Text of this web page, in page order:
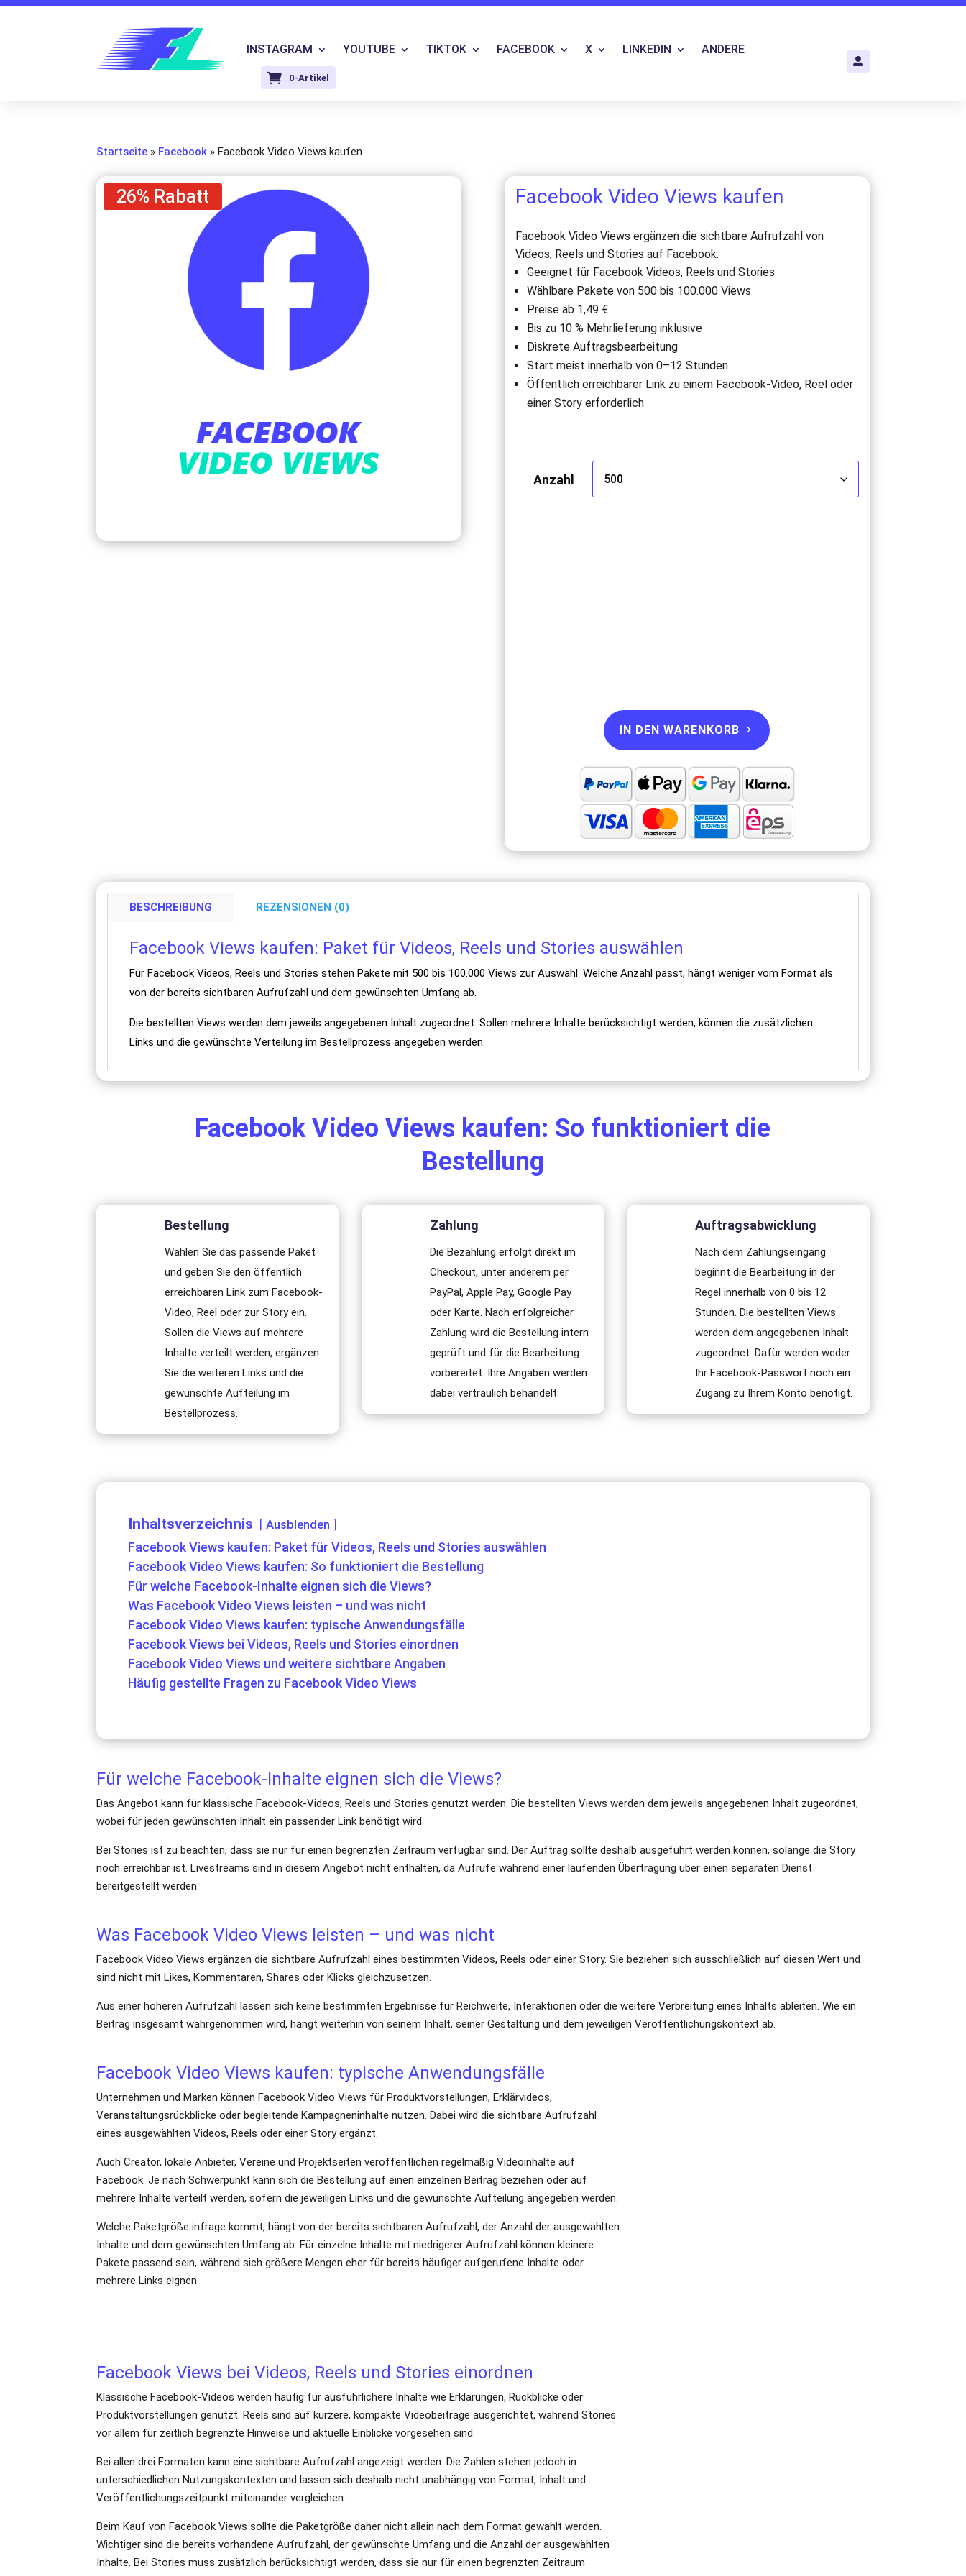
INSTAGRAM YOUTUBE TIKTOK FACEBOOK X LINKEDIN ANDERE
0-Artikel

Startseite » Facebook »Facebook Video Views kaufen
26% Rabatt Facebook Video Views kaufen
Facebook Video Views ergänzen die sichtbare Aufrufzahl von
Videos, Reels und Stories auf Facebook.
Geeignet für Facebook Videos, Reels und Stories
Wählbare Pakete von 500 bis 100.000 Views
Preise ab 1,49 €
Bis zu 10 % Mehrlieferung inklusive
Diskrete Auftragsbearbeitung
Start meist innerhalb von 0–12 Stunden
Öffentlich erreichbarer Link zu einem Facebook-Video, Reel oder
einer Story erforderlich
Anzahl
IN DEN WARENKORB
BESCHREIBUNG REZENSIONEN (0)
Facebook Views kaufen: Paket für Videos, Reels und Stories auswählen
Für Facebook Videos, Reels und Stories stehen Pakete mit 500 bis 100.000 Views zur Auswahl. Welche Anzahl passt, hängt weniger vom Format als
von der bereits sichtbaren Aufrufzahl und dem gewünschten Umfang ab.
Die bestellten Views werden dem jeweils angegebenen Inhalt zugeordnet. Sollen mehrere Inhalte berücksichtigt werden, können die zusätzlichen
Links und die gewünschte Verteilung im Bestellprozess angegeben werden.
Facebook Video Views kaufen: So funktioniert die
Bestellung
Bestellung
Wählen Sie das passende Paket
und geben Sie den öffentlich
erreichbaren Link zum Facebook-
Video, Reel oder zur Story ein.
Sollen die Views auf mehrere
Inhalte verteilt werden, ergänzen
Sie die weiteren Links und die
gewünschte Aufteilung im
Bestellprozess.
Zahlung
Die Bezahlung erfolgt direkt im
Checkout, unter anderem per
PayPal, Apple Pay, Google Pay
oder Karte. Nach erfolgreicher
Zahlung wird die Bestellung intern
geprüft und für die Bearbeitung
vorbereitet. Ihre Angaben werden
dabei vertraulich behandelt.
Auftragsabwicklung
Nach dem Zahlungseingang
beginnt die Bearbeitung in der
Regel innerhalb von 0 bis 12
Stunden. Die bestellten Views
werden dem angegebenen Inhalt
zugeordnet. Dafür werden weder
Ihr Facebook-Passwort noch ein
Zugang zu Ihrem Konto benötigt.
Inhaltsverzeichnis Ausblenden
Facebook Views kaufen: Paket für Videos, Reels und Stories auswählen
Facebook Video Views kaufen: So funktioniert die Bestellung
Für welche Facebook-Inhalte eignen sich die Views?
Was Facebook Video Views leisten – und was nicht
Facebook Video Views kaufen: typische Anwendungsfälle
Facebook Views bei Videos, Reels und Stories einordnen
Facebook Video Views und weitere sichtbare Angaben
Häufig gestellte Fragen zu Facebook Video Views
Für welche Facebook-Inhalte eignen sich die Views?
Das Angebot kann für klassische Facebook-Videos, Reels und Stories genutzt werden. Die bestellten Views werden dem jeweils angegebenen Inhalt zugeordnet,
wobei für jeden gewünschten Inhalt ein passender Link benötigt wird.
Bei Stories ist zu beachten, dass sie nur für einen begrenzten Zeitraum verfügbar sind. Der Auftrag sollte deshalb ausgeführt werden können, solange die Story
noch erreichbar ist. Livestreams sind in diesem Angebot nicht enthalten, da Aufrufe während einer laufenden Übertragung über einen separaten Dienst
bereitgestellt werden.
Was Facebook Video Views leisten – und was nicht
Facebook Video Views ergänzen die sichtbare Aufrufzahl eines bestimmten Videos, Reels oder einer Story. Sie beziehen sich ausschließlich auf diesen Wert und
sind nicht mit Likes, Kommentaren, Shares oder Klicks gleichzusetzen.
Aus einer höheren Aufrufzahl lassen sich keine bestimmten Ergebnisse für Reichweite, Interaktionen oder die weitere Verbreitung eines Inhalts ableiten. Wie ein
Beitrag insgesamt wahrgenommen wird, hängt weiterhin von seinem Inhalt, seiner Gestaltung und dem jeweiligen Veröffentlichungskontext ab.
Facebook Video Views kaufen: typische Anwendungsfälle
Unternehmen und Marken können Facebook Video Views für Produktvorstellungen, Erklärvideos,
Veranstaltungsrückblicke oder begleitende Kampagneninhalte nutzen. Dabei wird die sichtbare Aufrufzahl
eines ausgewählten Videos, Reels oder einer Story ergänzt.
Auch Creator, lokale Anbieter, Vereine und Projektseiten veröffentlichen regelmäßig Videoinhalte auf Facebook. Je nach Schwerpunkt kann sich die Bestellung auf
einen einzelnen Beitrag beziehen oder auf mehrere Inhalte verteilt werden, sofern die jeweiligen Links und die gewünschte Aufteilung angegeben werden.
einzelne Inhalte mit niedrigerer Aufrufzahl können kleinere Pakete passend sein, während sich größere Mengen eher für bereits häufiger aufgerufene Inhalte oder
mehrere Links eignen.
Facebook Views bei Videos, Reels und Stories einordnen
Bei allen drei Formaten kann eine sichtbare Aufrufzahl angezeigt werden. Die Zahlen stehen jedoch in unterschiedlichen Nutzungskontexten und lassen sich
deshalb nicht unabhängig von Format, Inhalt und Veröffentlichungszeitpunkt miteinander vergleichen.
Beim Kauf von Facebook Views sollte die Paketgröße daher nicht allein nach dem Format gewählt werden. Wichtiger sind die bereits vorhandene Aufrufzahl, der
erreichbar sind.
Facebook Video Views beziehen sich auf die sichtbare Aufrufzahl von Videos, Reels und Stories. Likes und Shares stellen dagegen eigenständige Angaben dar
und sind nicht Bestandteil dieses Angebots.